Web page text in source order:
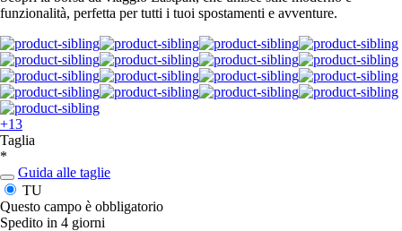
funzionalità, perfetta per tutti i tuoi spostamenti e avventure.
+13
Taglia
*
Guida alle taglie
TU
Questo campo è obbligatorio
Spedito in 4 giorni